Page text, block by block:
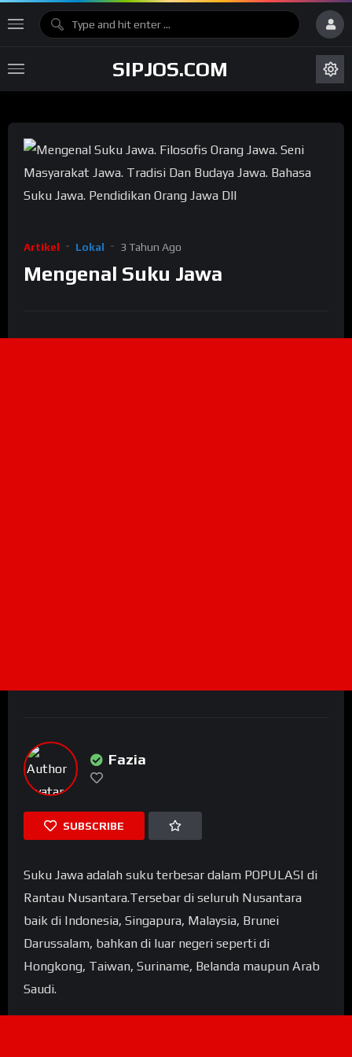
SIPJOS.COM
Artikel Lokal 3 Tahun Ago
Mengenal Suku Jawa
Fazia
SUBSCRIBE
Suku Jawa adalah suku terbesar dalam POPULASI di
Rantau Nusantara.Tersebar di seluruh Nusantara
baik di Indonesia, Singapura, Malaysia, Brunei
Darussalam, bahkan di luar negeri seperti di
Hongkong, Taiwan, Suriname, Belanda maupun Arab
Saudi.